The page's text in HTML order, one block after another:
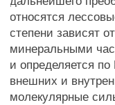
относятся
степени зависят
минеральными
и определяется
внешних и
молекулярные